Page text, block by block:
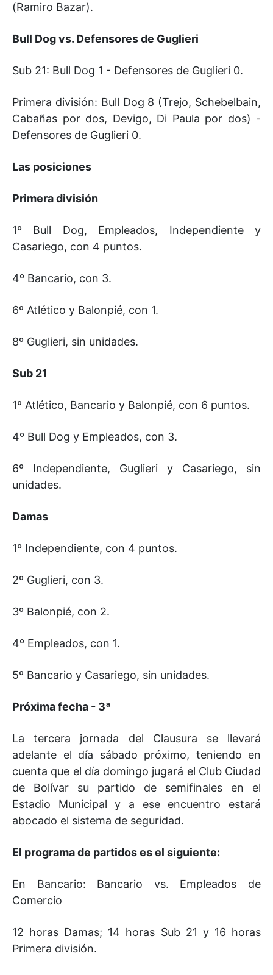
(Ramiro Bazar).
Bull Dog vs. Defensores de Guglieri
Sub 21: Bull Dog 1 - Defensores de Guglieri 0.
Primera división: Bull Dog 8 (Trejo, Schebelbain,
Cabañas por dos, Devigo, Di Paula por dos) -
Defensores de Guglieri 0.
Las posiciones
Primera división
1º Bull Dog, Empleados, Independiente y
Casariego, con 4 puntos.
4º Bancario, con 3.
6º Atlético y Balonpié, con 1.
8º Guglieri, sin unidades.
Sub 21
1º Atlético, Bancario y Balonpié, con 6 puntos.
4º Bull Dog y Empleados, con 3.
6º Independiente, Guglieri y Casariego, sin
unidades.
Damas
1º Independiente, con 4 puntos.
2º Guglieri, con 3.
3º Balonpié, con 2.
4º Empleados, con 1.
5º Bancario y Casariego, sin unidades.
Próxima fecha - 3ª
La tercera jornada del Clausura se llevará
adelante el día sábado próximo, teniendo en
cuenta que el día domingo jugará el Club Ciudad
de Bolívar su partido de semifinales en el
Estadio Municipal y a ese encuentro estará
abocado el sistema de seguridad.
El programa de partidos es el siguiente:
En Bancario: Bancario vs. Empleados de
Comercio
12 horas Damas; 14 horas Sub 21 y 16 horas
Primera división.